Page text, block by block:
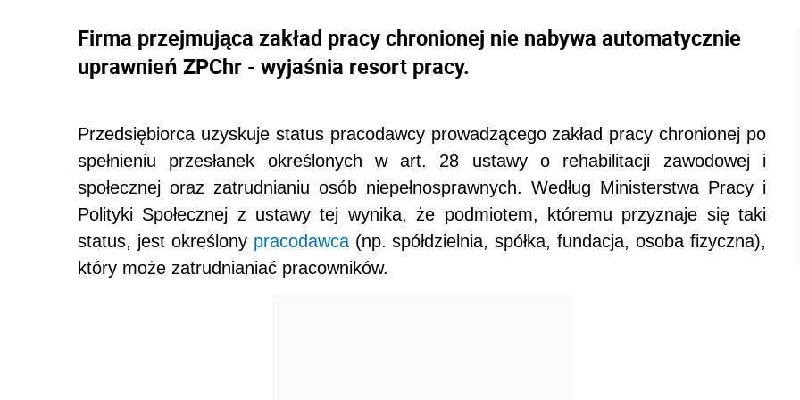
Firma przejmująca zakład pracy chronionej nie nabywa automatycznie
uprawnień ZPChr - wyjaśnia resort pracy.
Przedsiębiorca uzyskuje status pracodawcy prowadzącego zakład pracy chronionej po
spełnieniu przesłanek określonych w art. 28 ustawy o rehabilitacji zawodowej i
społecznej oraz zatrudnianiu osób niepełnosprawnych. Według Ministerstwa Pracy i
Polityki Społecznej z ustawy tej wynika, że podmiotem, któremu przyznaje się taki
status, jest określony pracodawca(np. spółdzielnia, spółka, fundacja, osoba fizyczna),
który może zatrudnianiać pracowników.